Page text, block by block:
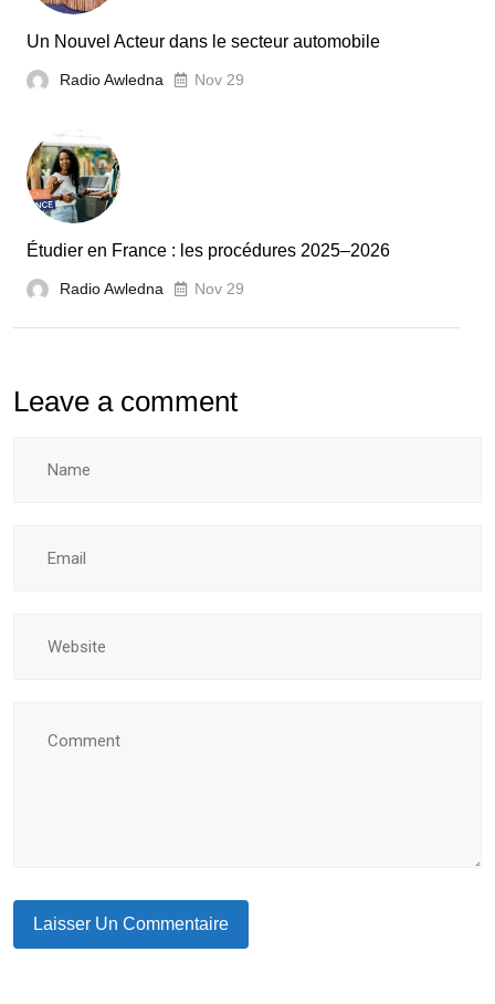
France
et
écoles
Un Nouvel Acteur dans le secteur automobile
Radio Awledna Nov 29
Étudier en France : les procédures 2025–2026
Radio Awledna Nov 29
Leave a comment